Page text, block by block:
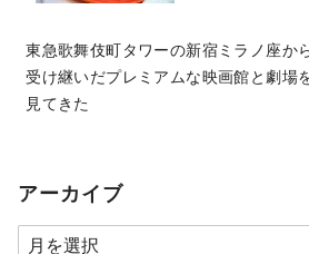
東急歌舞伎町タワーの新宿ミラノ座か
受け継いだプレミアムな映画館と劇場
見てきた
アーカイブ
ア